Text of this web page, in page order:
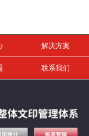
解决方案
联系我们
搜索